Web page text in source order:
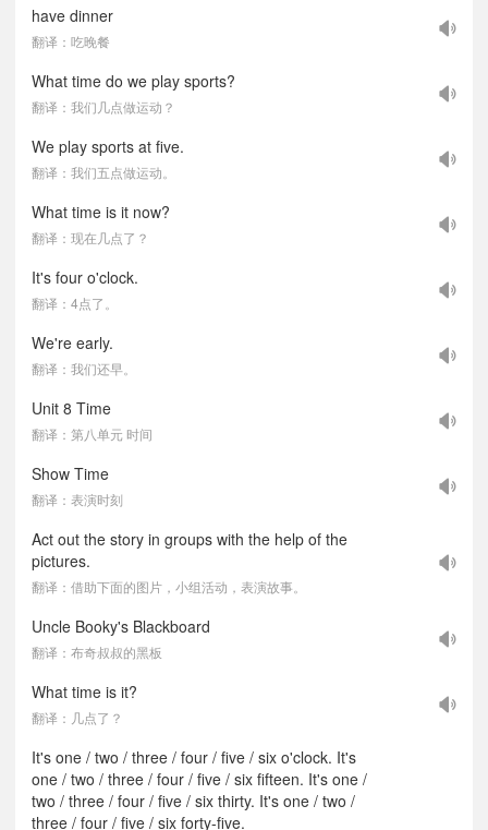
have dinner
翻译：吃晚餐
What time do we play sports?
翻译：我们几点做运动？
We play sports at five.
翻译：我们五点做运动。
What time is it now?
翻译：现在几点了？
It's four o'clock.
翻译：4点了。
We're early.
翻译：我们还早。
Unit 8 Time
翻译：第八单元 时间
Show Time
翻译：表演时刻
Act out the story in groups with the help of the
pictures.
翻译：借助下面的图片，小组活动，表演故事。
Uncle Booky's Blackboard
翻译：布奇叔叔的黑板
What time is it?
翻译：几点了？
It's one / two / three / four / five / six o'clock. It's
one / two / three / four / five / six fifteen. It's one /
two / three / four / five / six thirty. It's one / two /
three / four / five / six forty-five.